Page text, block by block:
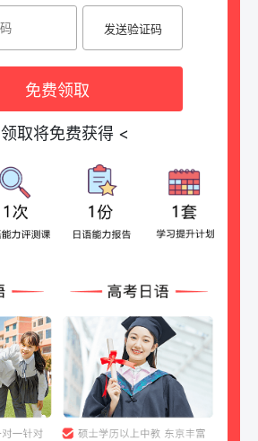
发送验证码
免费领取
领取将免费获得 <